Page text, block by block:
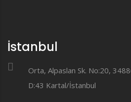
İstanbul
Orta, Alpaslan Sk. No:20,
D:43 Kartal/İstanbul